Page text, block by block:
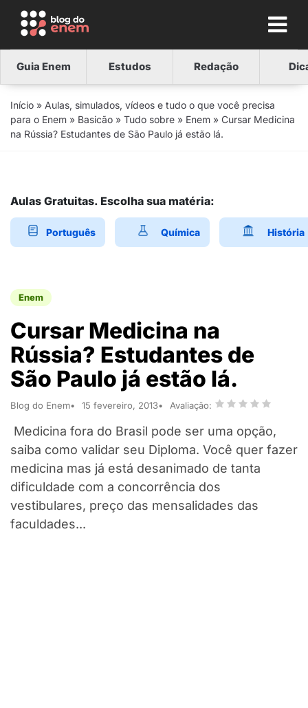
Guia Enem Estudos Redação
Início » Aulas, simulados, vídeos e tudo o que você precisa
para o Enem » Basicão » Tudo sobre » Enem » Cursar Medicina
na Rússia? Estudantes de São Paulo já estão lá.
Aulas Gratuitas. Escolha sua matéria:
Português Química História
Enem
Cursar Medicina na
Rússia? Estudantes de
São Paulo já estão lá.
Blog do Enem 15 fevereiro, 2013 Avaliação:
Medicina fora do Brasil pode ser uma opção,
saiba como validar seu Diploma. Você quer fazer
medicina mas já está desanimado de tanta
dificuldade com a concorrência dos
vestibulares, preço das mensalidades das
faculdades...